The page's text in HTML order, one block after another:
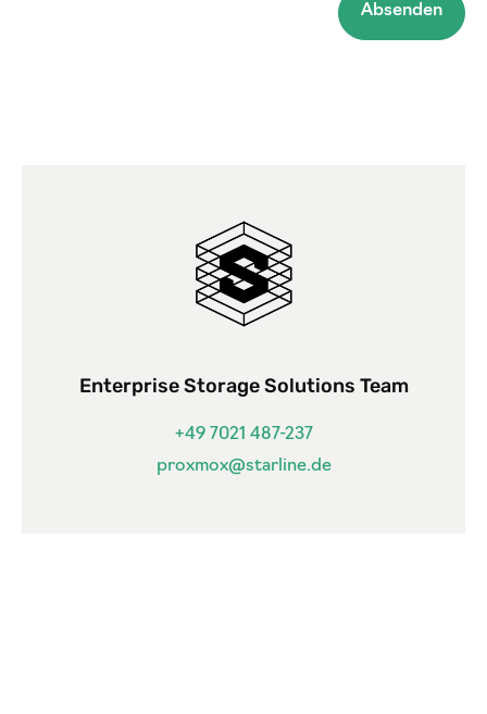
Absenden
Enterprise Storage Solutions Team
+49 7021 487-237
proxmox@starline.de